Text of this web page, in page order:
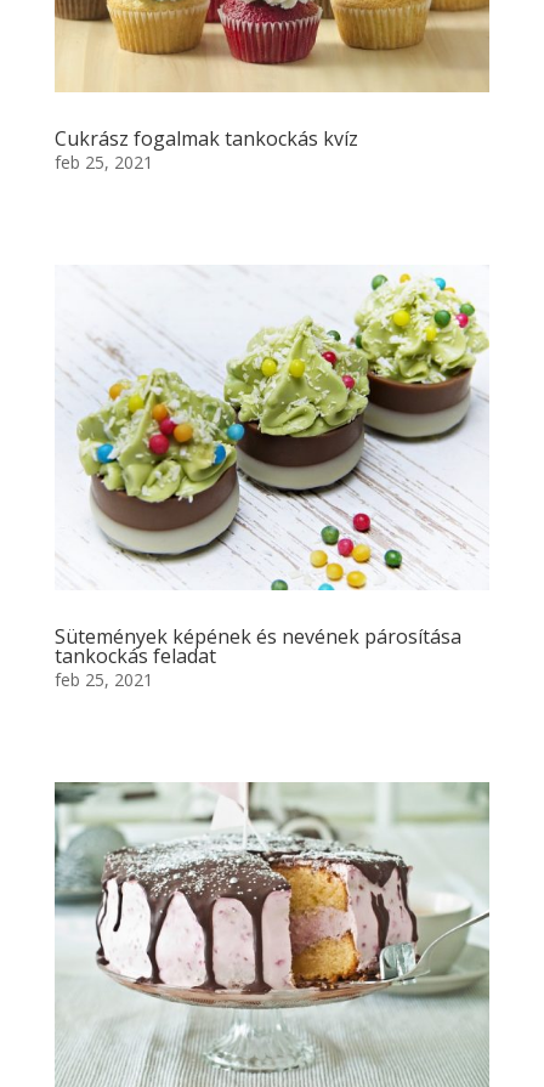
Cukrász fogalmak tankockás kvíz
feb 25, 2021
Sütemények képének és nevének párosítása
tankockás feladat
feb 25, 2021